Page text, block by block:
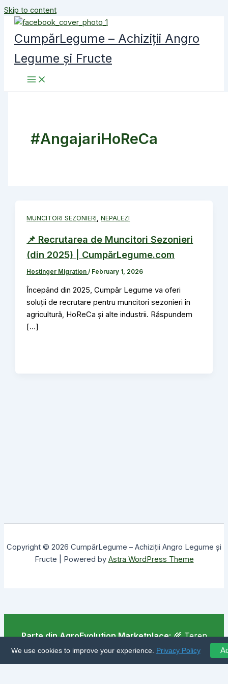
Skip to content
CumpărLegume – Achiziții Angro
Legume și Fructe
#AngajariHoReCa
MUNCITORI SEZONIERI,NEPALEZI
📌 Recrutarea de Muncitori Sezonieri
(din 2025) | CumpărLegume.com
Hostinger Migration/ February 1, 2026
Începând din 2025, Cumpăr Legume va oferi
soluții de recrutare pentru muncitori sezonieri în
agricultură, HoReCa și alte industrii. Răspundem
[…]
Copyright © 2026 CumpărLegume – Achiziții Angro Legume și
Fructe | Powered by Astra WordPress Theme
Parte din AgroEvolution Marketplace: 🌾 Teren
agricol·🚜 Ferme executare· 📋 Catalog
producatori
We use cookies to improve your experience. Privacy Policy